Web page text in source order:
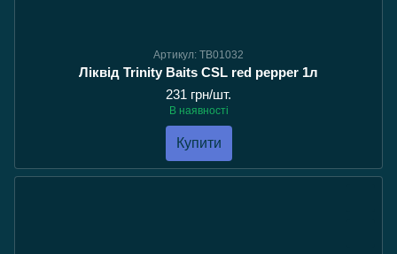
Артикул: TB01032
Ліквід Trinity Baits CSL red pepper 1л
231 грн/шт.
В наявності
Купити